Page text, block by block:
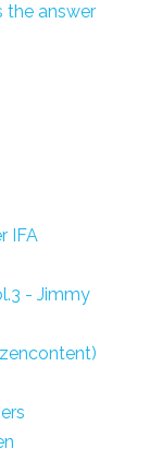
the answer
IFA
- Jimmy